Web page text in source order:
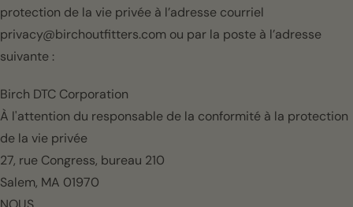
protection de la vie privée à l’adresse courriel
privacy@birchoutfitters.com ou par la poste à l’adresse
suivante :
Birch DTC Corporation
À l'attention du responsable de la conformité à la protection
de la vie privée
27, rue Congress, bureau 210
Salem, MA 01970